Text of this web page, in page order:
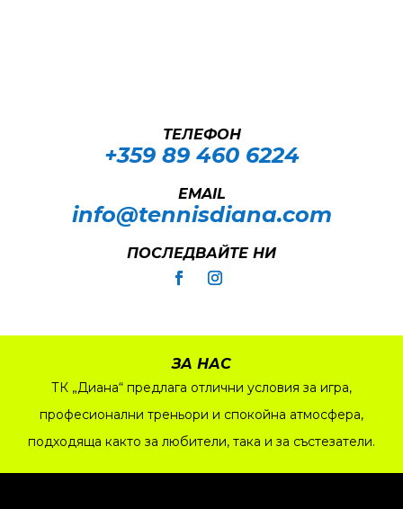
ТЕЛЕФОН
+359 89 460 6224­
EMAIL
info@tennisdiana.com
ПОСЛЕДВАЙТЕ НИ
ЗА НАС
ТК „Диана“ предлага отлични условия за игра,
професионални треньори и спокойна атмосфера,
подходяща както за любители, така и за състезатели.